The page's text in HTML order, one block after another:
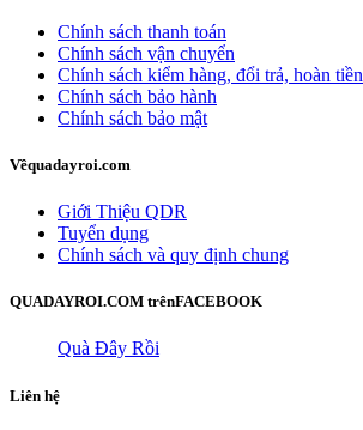
Chính sách thanh toán
Chính sách vận chuyển
Chính sách kiểm hàng, đổi trả, hoàn tiền
Chính sách bảo hành
Chính sách bảo mật
Vềquadayroi.com
Giới Thiệu QDR
Tuyển dụng
Chính sách và quy định chung
QUADAYROI.COM trênFACEBOOK
Quà Đây Rồi
Liên hệ